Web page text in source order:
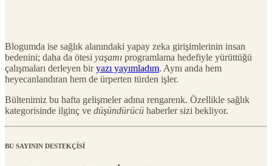
Blogumda ise sağlık alanındaki yapay zeka girişimlerinin insan
bedenini; daha da ötesi yaşamı programlama hedefiyle yürüttüğü
çalışmaları derleyen biryazı yayımladım. Aynı anda hem
heyecanlandıran hem de ürperten türden işler.
Bültenimiz bu hafta gelişmeler adına rengarenk. Özellikle sağlık
kategorisinde ilginç ve düşündürücü haberler sizi bekliyor.
BU SAYININ DESTEKÇİSİ